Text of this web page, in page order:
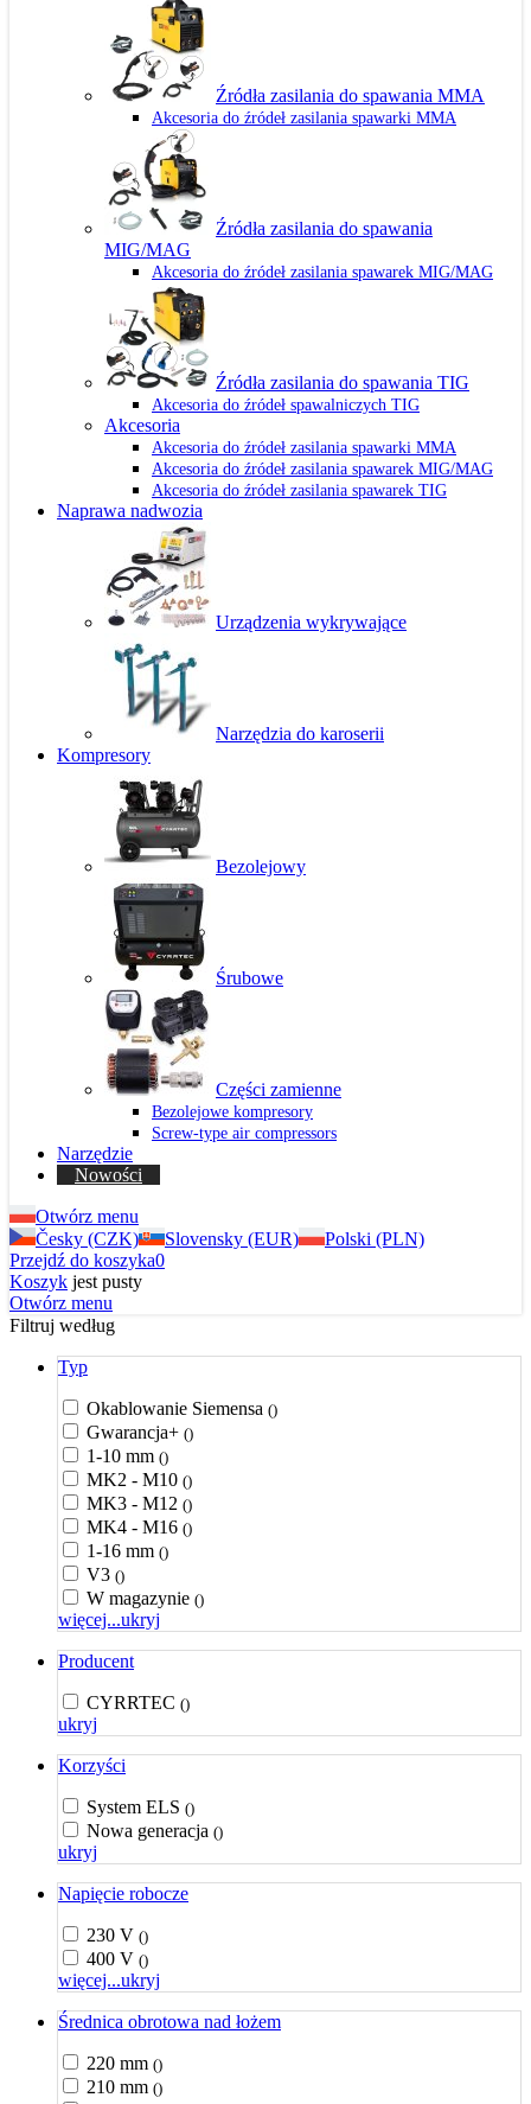
Źródła zasilania do spawania MMA
Akcesoria do źródeł zasilania spawarki MMA
Źródła zasilania do spawania
MIG/MAG
Akcesoria do źródeł zasilania spawarek MIG/MAG
Źródła zasilania do spawania TIG
Akcesoria do źródeł spawalniczych TIG
Akcesoria
Akcesoria do źródeł zasilania spawarki MMA
Akcesoria do źródeł zasilania spawarek MIG/MAG
Akcesoria do źródeł zasilania spawarek TIG
Naprawa nadwozia
Urządzenia wykrywające
Narzędzia do karoserii
Kompresory
Bezolejowy
Śrubowe
Części zamienne
Bezolejowe kompresory
Screw-type air compressors
Narzędzie
Nowości
Otwórz menu
Česky (CZK)
Slovensky (EUR)
Polski (PLN)
Przejdź do koszyka0
Koszyk jest pusty
Otwórz menu
Filtruj według
Typ
Okablowanie Siemensa ()
Gwarancja+ ()
1-10 mm ()
MK2 - M10 ()
MK3 - M12 ()
MK4 - M16 ()
1-16 mm ()
V3 ()
W magazynie ()
więcej...ukryj
Producent
CYRRTEC ()
ukryj
Korzyści
System ELS ()
Nowa generacja ()
ukryj
Napięcie robocze
230 V ()
400 V ()
więcej...ukryj
Średnica obrotowa nad łożem
220 mm ()
210 mm ()